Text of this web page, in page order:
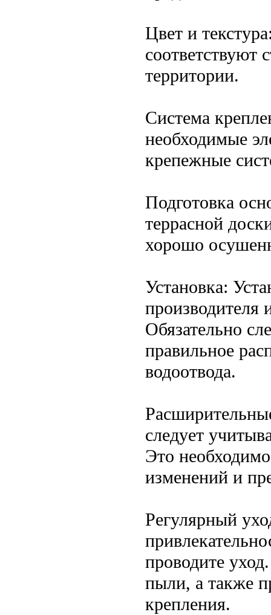
Цвет и
территории.
Система
необходимые
крепежные
Подготовка
террасной
хорошо
Установка:
производителя
Обязательно
правильное
водоотвода.
следует
Это
изменений и
Регулярный
проводите
пыли, а также
крепления.